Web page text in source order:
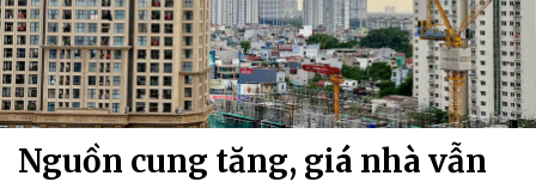
Nguồn cung tăng, giá nhà vẫn